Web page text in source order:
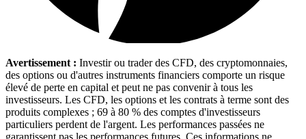
Avertissement : Investir ou trader des CFD, des cryptomonnaies,
des options ou d'autres instruments financiers comporte un risque
élevé de perte en capital et peut ne pas convenir à tous les
investisseurs. Les CFD, les options et les contrats à terme sont des
produits complexes ; 69 à 80 % des comptes d'investisseurs
particuliers perdent de l'argent. Les performances passées ne